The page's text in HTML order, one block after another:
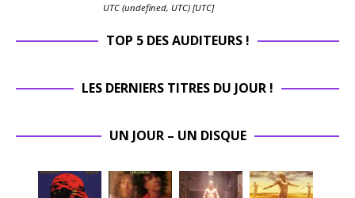
UTC (undefined, UTC) [UTC]
TOP 5 DES AUDITEURS !
LES DERNIERS TITRES DU JOUR !
UN JOUR – UN DISQUE